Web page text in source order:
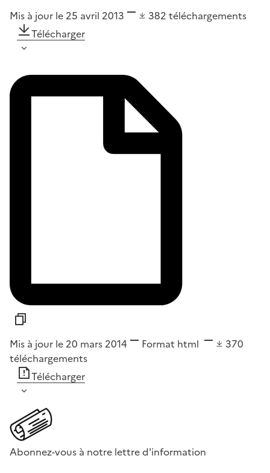
Mis à jour le 25 avril 2013 382 téléchargements
Télécharger
Mis à jour le 20 mars 2014 Format html
370
téléchargements
Télécharger
Abonnez-vous à notre lettre d'information